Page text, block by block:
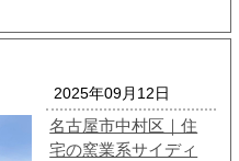
2025年09月12日
名古屋市中村区｜住
宅の窯業系サイディ